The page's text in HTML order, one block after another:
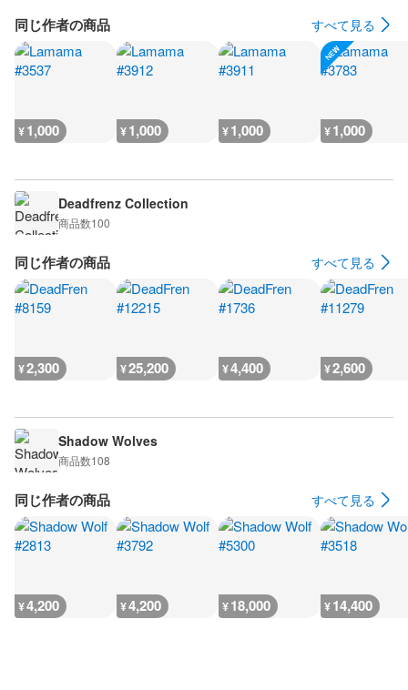
同じ作者の商品 すべて見る
¥1,000 ¥1,000 ¥1,000 ¥1,000
Deadfrenz Collection
商品数100
同じ作者の商品 すべて見る
¥2,300 ¥25,200 ¥4,400 ¥2,600
Shadow Wolves
商品数108
同じ作者の商品 すべて見る
¥4,200 ¥4,200 ¥18,000 ¥14,400